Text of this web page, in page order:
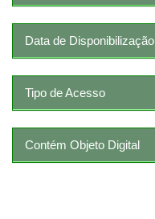
Data de Disponibilização
Tipo de Acesso
Contém Objeto Digital